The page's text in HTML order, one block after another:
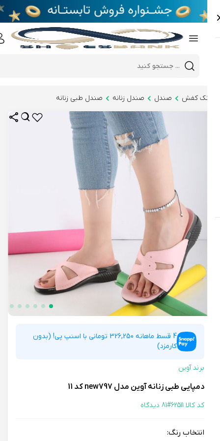
Mobile header search
e
کفش صندل صندل زنانه صندل طبی زنانه
4 قسط ماهانه 326,250 تومانی با اسنپ پی! (بدون
کارمزد)
برند آوین
دمپایی طبی زنانه آوین مدل new797 کد 11
کد کالا 62511# 81 دیدگاه
انتخاب رنگ: